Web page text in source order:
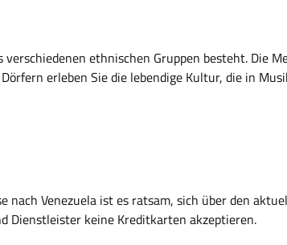
ethnischen Gruppen besteht. Die
erleben Sie die lebendige Kultur, die in
nach Venezuela ist es ratsam, sich über den
Dienstleister keine Kreditkarten akzeptieren.